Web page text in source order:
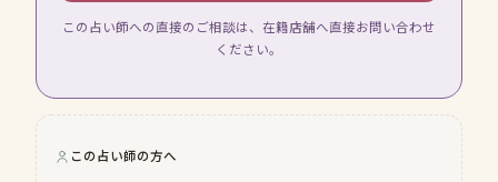
この占い師への直接のご相談は、在籍店舗へ直接お問い合わせ
ください。
この占い師の方へ